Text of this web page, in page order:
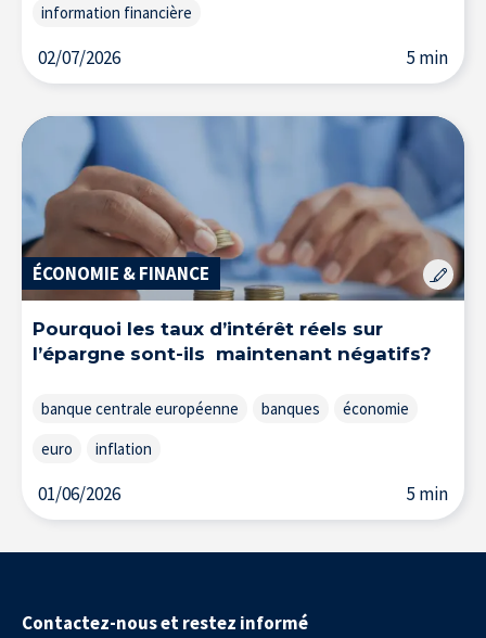
information financière
02/07/2026 5 min
ÉCONOMIE & FINANCE
Pourquoi les taux d’intérêt réels sur
l’épargne sont-ils maintenant négatifs?
banque centrale européenne banques
économie
euro
inflation
01/06/2026 5 min
Contactez-nous et restez informé